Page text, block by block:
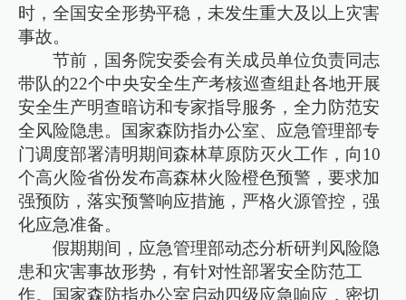
时，全国安全形势平稳，未发生重大及以上灾害
事故。
节前，国务院安委会有关成员单位负责同志
带队的22个中央安全生产考核巡查组赴各地开展
安全生产明查暗访和专家指导服务，全力防范安
全风险隐患。国家森防指办公室、应急管理部专
门调度部署清明期间森林草原防灭火工作，向10
个高火险省份发布高森林火险橙色预警，要求加
强预防，落实预警响应措施，严格火源管控，强
化应急准备。
假期期间，应急管理部动态分析研判风险隐
患和灾害事故形势，有针对性部署安全防范工
作。国家森防指办公室启动四级应急响应，密切